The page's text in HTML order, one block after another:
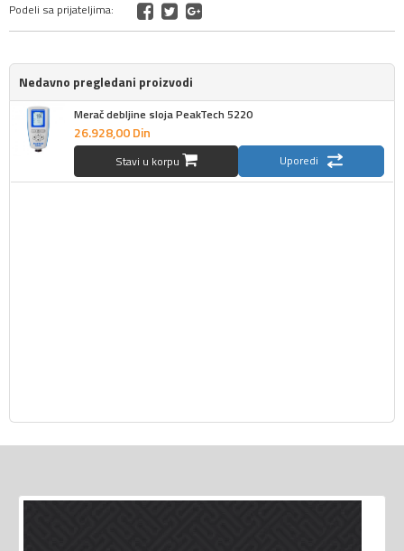
Podeli sa prijateljima:
Nedavno pregledani proizvodi
Merač debljine sloja PeakTech 5220
26.928,00Din
Stavi u korpu Uporedi